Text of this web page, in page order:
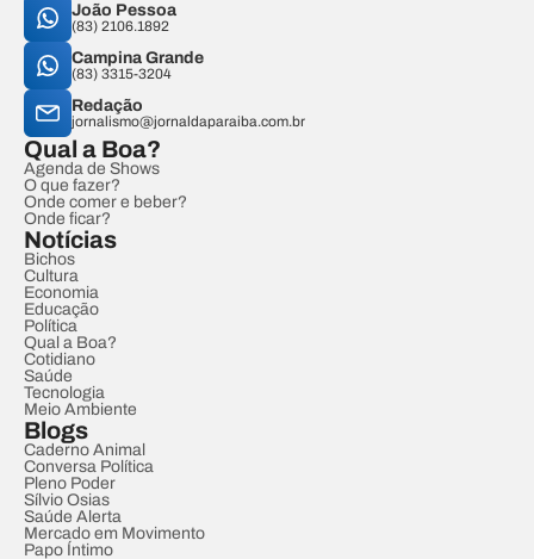
João Pessoa
(83) 2106.1892
Campina Grande
(83) 3315-3204
Redação
jornalismo@jornaldaparaiba.com.br
Qual a Boa?
Agenda de Shows
O que fazer?
Onde comer e beber?
Onde ficar?
Notícias
Bichos
Cultura
Economia
Educação
Política
Qual a Boa?
Cotidiano
Saúde
Tecnologia
Meio Ambiente
Blogs
Caderno Animal
Conversa Política
Pleno Poder
Sílvio Osias
Saúde Alerta
Mercado em Movimento
Papo Íntimo